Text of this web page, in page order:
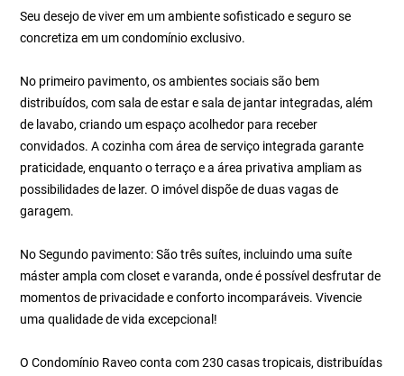
Seu desejo de viver em um ambiente sofisticado e seguro se
concretiza em um condomínio exclusivo.
No primeiro pavimento, os ambientes sociais são bem
distribuídos, com sala de estar e sala de jantar integradas, além
de lavabo, criando um espaço acolhedor para receber
convidados. A cozinha com área de serviço integrada garante
praticidade, enquanto o terraço e a área privativa ampliam as
possibilidades de lazer. O imóvel dispõe de duas vagas de
garagem.
No Segundo pavimento: São três suítes, incluindo uma suíte
máster ampla com closet e varanda, onde é possível desfrutar de
momentos de privacidade e conforto incomparáveis. Vivencie
uma qualidade de vida excepcional!
O Condomínio Raveo conta com 230 casas tropicais, distribuídas